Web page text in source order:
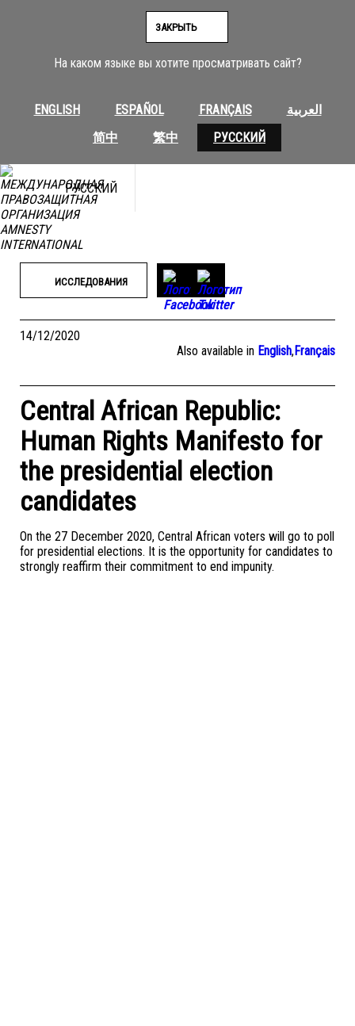
На каком языке вы хотите просматривать сайт?
ENGLISH ESPAÑOL FRANÇAIS
العربية
简中
繁中 РУССКИЙ
ЗАКРЫТЬ
РУССКИЙ
ИССЛЕДОВАНИЯ
14/12/2020
Also available in English,Français
Central African Republic:
Human Rights Manifesto for
the presidential election
candidates
On the 27 December 2020, Central African voters will go to poll
for presidential elections. It is the opportunity for candidates to
strongly reaffirm their commitment to end impunity.